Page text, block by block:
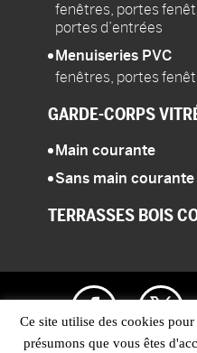
fenêtres, portes
portes d’entrées
Menuiseries PVC
fenêtres, portes
GARDE-CORPS
Main courante
Sans main courante
TERRASSES BOIS
Ce site utilise des cookies
présumons que vous êtes